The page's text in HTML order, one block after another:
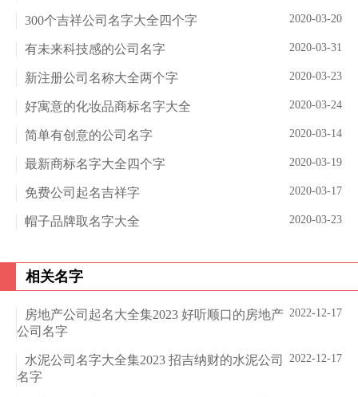
2020-03-20
300个吉祥公司名字大全四个字
2020-03-31
有未来科技感的公司名字
2020-03-23
新注册公司名称大全两个字
2020-03-24
好寓意的化妆品商标名字大全
2020-03-14
简单有创意的公司名字
2020-03-19
最新商标名字大全四个字
2020-03-17
免费公司起名吉祥字
2020-03-23
帽子品牌取名字大全
相关名字
2022-12-17
房地产公司起名大全集2023 好听顺口的房地产
公司名字
2022-12-17
水泥公司名字大全集2023 招吉纳财的水泥公司
名字